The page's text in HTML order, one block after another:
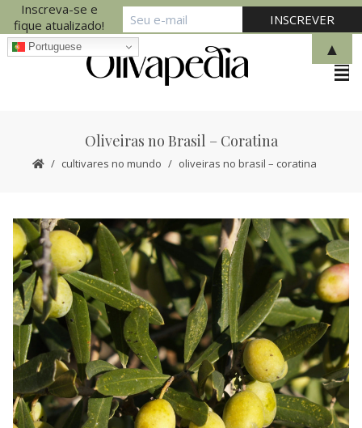
Oliveiras no Brasil – Coratina
cultivares no mundo oliveiras no brasil – coratina
Inscreva-se e
fique atualizado!
▲
Portuguese